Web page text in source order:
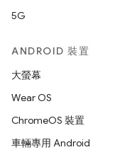
5G
ANDROID 裝置
大螢幕
Wear OS
ChromeOS 裝置
車輛專用 Android